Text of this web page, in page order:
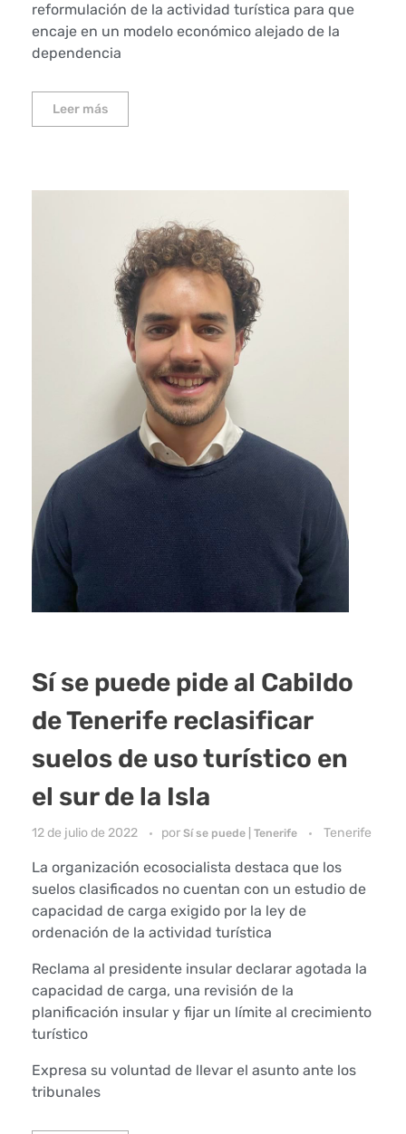
reformulación de la actividad turística para que
encaje en un modelo económico alejado de la
dependencia
Leer más
Sí se puede pide al Cabildo
de Tenerife reclasificar
suelos de uso turístico en
el sur de la Isla
12 de julio de 2022 por Sí se puede | Tenerife Tenerife
La organización ecosocialista destaca que los
suelos clasificados no cuentan con un estudio de
capacidad de carga exigido por la ley de
ordenación de la actividad turística
Reclama al presidente insular declarar agotada la
capacidad de carga, una revisión de la
planificación insular y fijar un límite al crecimiento
turístico
Expresa su voluntad de llevar el asunto ante los
tribunales